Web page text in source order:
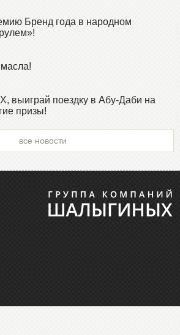
Бренд года в народном
выиграй поездку в Абу-Даби на
призы!
все новости